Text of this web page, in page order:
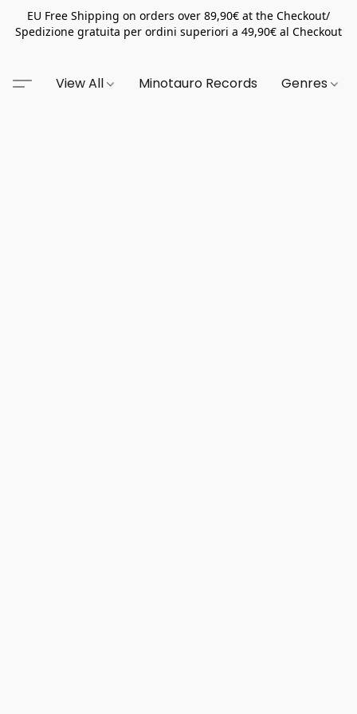
EU Free Shipping on orders over 89,90€ at the Checkout/
Spedizione gratuita per ordini superiori a 49,90€ al Checkout
View All Minotauro Records Genres